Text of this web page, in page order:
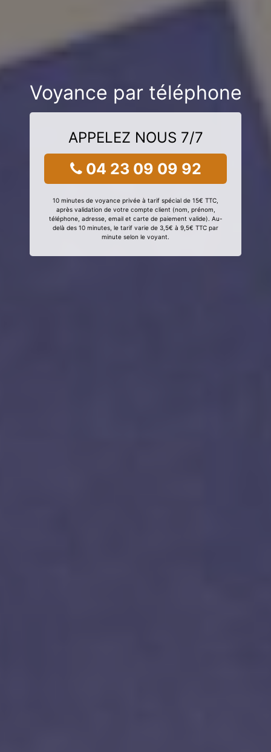
Voyance par téléphone
APPELEZ NOUS 7/7
04 23 09 09 92
10 minutes de voyance privée à tarif spécial de 15€ TTC,
après validation de votre compte client (nom, prénom,
téléphone, adresse, email et carte de paiement valide). Au-
delà des 10 minutes, le tarif varie de 3,5€ à 9,5€ TTC par
minute selon le voyant.